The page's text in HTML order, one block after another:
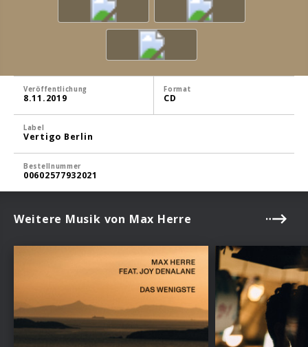
Veröffentlichung
8.11.2019
Format
CD
Label
Vertigo Berlin
Bestellnummer
00602577932021
Weitere Musik von Max Herre